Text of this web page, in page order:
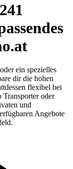
ein spezielles
dir die hohen
flexibel bei
Transporter oder
und
Angebote